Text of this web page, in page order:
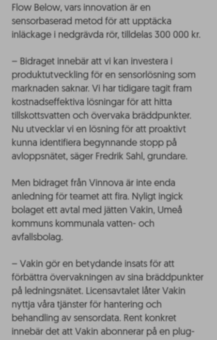
Flow Below, vars innovation är en
sensorbaserad metod för att upptäcka
inläckage i nedgrävda rör, tilldelas 300 000 kr.
– Bidraget innebär att vi kan investera i
produktutveckling för en sensorlösning som
marknaden saknar. Vi har tidigare tagit fram
kostnadseffektiva lösningar för att hitta
tillskottsvatten och övervaka bräddpunkter.
Nu utvecklar vi en lösning för att proaktivt
kunna identifiera begynnande stopp på
avloppsnätet, säger Fredrik Sahl, grundare.
Men bidraget från Vinnova är inte enda
anledning för teamet att fira. Nyligt ingick
bolaget ett avtal med jätten Vakin, Umeå
kommuns kommunala vatten- och
avfallsbolag.
– Vakin gör en betydande insats för att
förbättra övervakningen av sina bräddpunkter
på ledningsnätet. Licensavtalet låter Vakin
nyttja våra tjänster för hantering och
behandling av sensordata. Rent konkret
innebär det att Vakin abonnerar på en plug-